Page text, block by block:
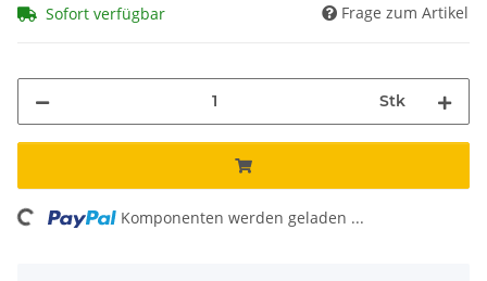
Sofort verfügbar Frage zum Artikel
Stk
Komponenten werden geladen ...